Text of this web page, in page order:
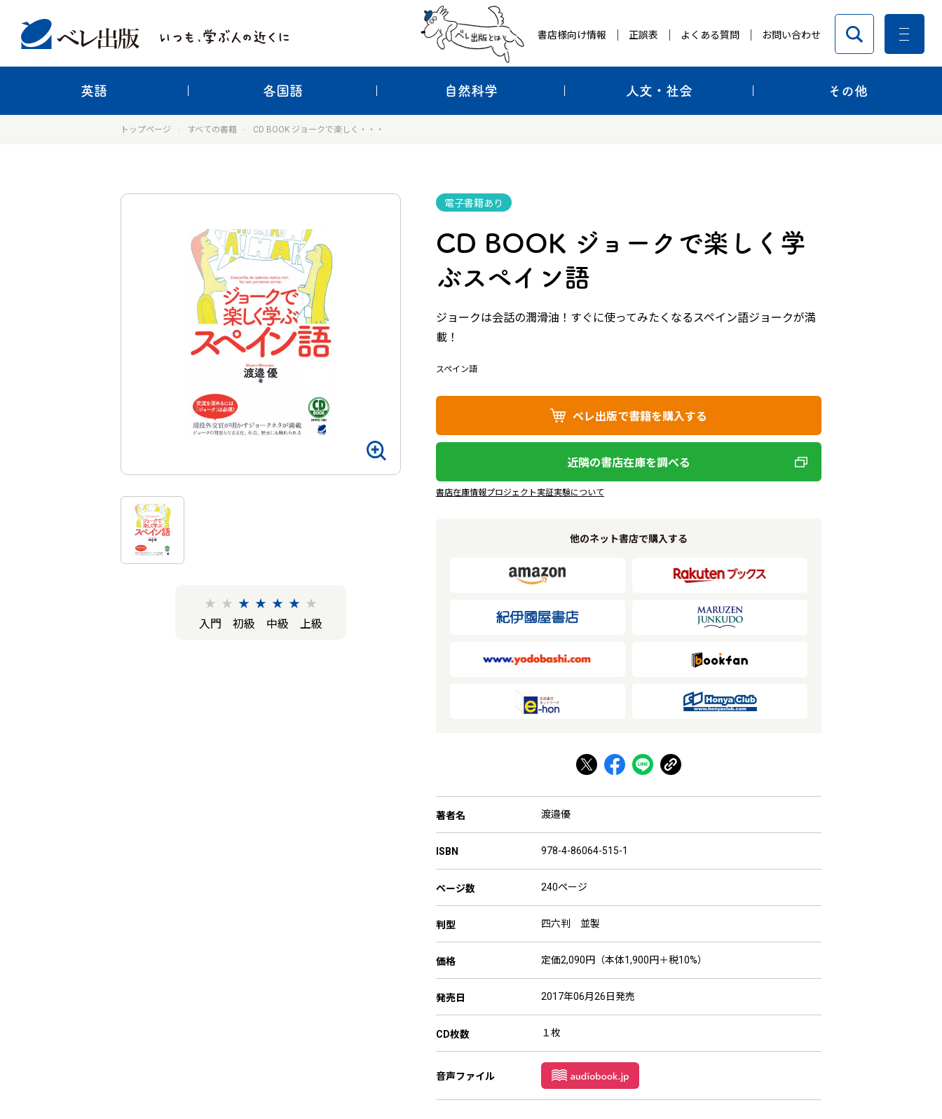
書店様向け情報 正誤表 よくある質問 お問い合わせ
英語 各国語 自然科学 人文・社会 その他
トップページ すべての書籍 CD BOOK ジョークで楽しく・・・
電子書籍あり
CD BOOK ジョークで楽しく学
ぶスペイン語
ジョークは会話の潤滑油！すぐに使ってみたくなるスペイン語ジョークが満
載！
スペイン語
★ ★ ★ ★ ★ ★ ★
入門
初級 中級 上級
ベレ出版で書籍を購入する
近隣の書店在庫を調べる
書店在庫情報プロジェクト実証実験について
他のネット書店で購入する
著者名 渡邉優
ISBN 978-4-86064-515-1
ページ数 240ページ
判型 四六判 並製
価格 定価2,090円（本体1,900円＋税10%）
発売日 2017年06月26日発売
CD枚数 １枚
音声ファイル